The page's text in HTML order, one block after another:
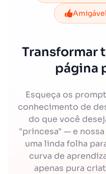
Transformar
página
Esqueça os
conhecimento de
do que você
"princesa" — e
uma linda folha
curva de
apenas pura